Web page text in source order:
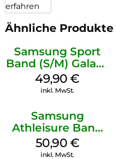
erfahren
Ähnliche Produkte
Samsung Sport
Band (S/M) Galaxy
Watch8/Watch8
Classic White
49,90€
inkl. MwSt.
Samsung
Athleisure Band
(M/L) Galaxy
Watch8/Watch8
50,90 €
inkl. MwSt.